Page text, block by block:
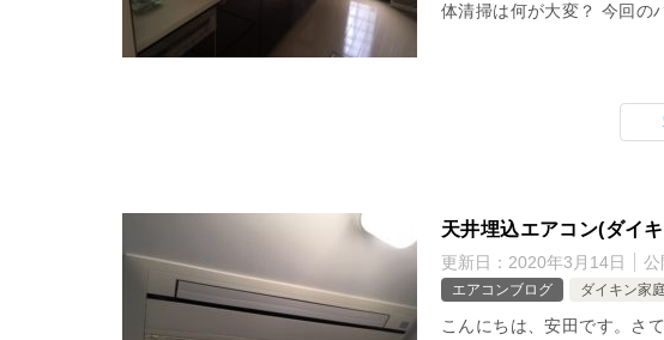
体清掃は何が大変？ 今回
天井埋込エアコン(ダイ
更新日： 2020年3月14日 公
エアコンブログ ダイキン家
こんにちは、安田です。さ